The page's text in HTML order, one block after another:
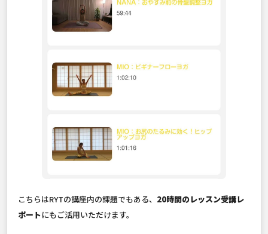
こちらはRYTの講座内の課題でもある、 20時間のレッスン受講レ
ポートにもご活用いただけます。